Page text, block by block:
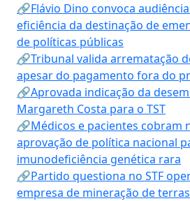
🔗Flávio Dino convoca
eficiência da destinação de
de políticas públicas
🔗Tribunal valida arrematação
apesar do pagamento fora do
🔗Aprovada indicação da
Margareth Costa para o TST
🔗Médicos e pacientes cobram
aprovação de política nacional
imunodeficiência genética rara
🔗Partido questiona no STF
empresa de mineração de